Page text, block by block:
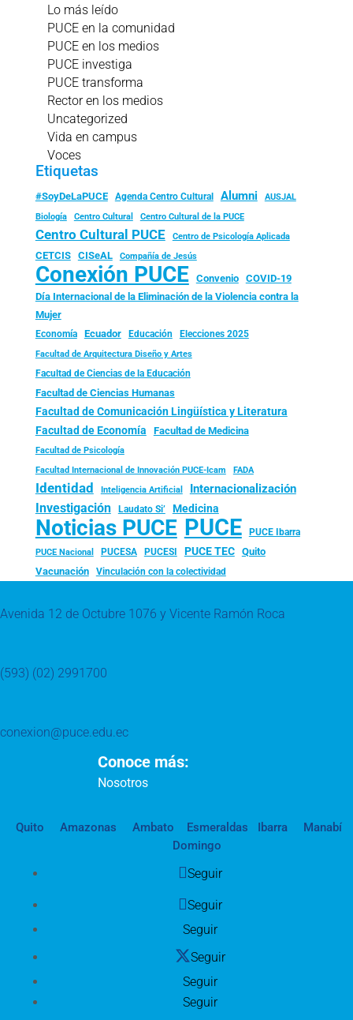
Lo más leído
PUCE en la comunidad
PUCE en los medios
PUCE investiga
PUCE transforma
Rector en los medios
Uncategorized
Vida en campus
Voces
Etiquetas
#SoyDeLaPUCE Agenda Centro Cultural Alumni
AUSJAL
Biología
Centro Cultural Centro Cultural de la PUCE
Centro Cultural PUCE Centro de Psicología Aplicada
CETCIS CISeAL Compañía de Jesús
Conexión PUCE Convenio
COVID-19
Día Internacional de la Eliminación de la Violencia contra la
Mujer
Economía Ecuador Educación Elecciones 2025
Facultad de Arquitectura Diseño y Artes
Facultad de Ciencias de la Educación
Facultad de Ciencias Humanas
Facultad de Comunicación Lingüística y Literatura
Facultad de Economía Facultad de Medicina
Facultad de Psicología
Facultad Internacional de Innovación PUCE-Icam FADA
Identidad Inteligencia Artificial Internacionalización
Investigación Laudato Si’ Medicina
Noticias PUCE PUCE PUCE Ibarra
PUCE Nacional PUCESA PUCESI PUCE TEC
Quito
Vacunación
Vinculación con la colectividad
Avenida 12 de Octubre 1076 y Vicente Ramón Roca
(593) (02) 2991700
conexion@puce.edu.ec
Conoce más:
Nosotros
Quito Amazonas Ambato Esmeraldas Ibarra
Manabí
Domingo
Seguir
Seguir
Seguir
Seguir
Seguir
Seguir